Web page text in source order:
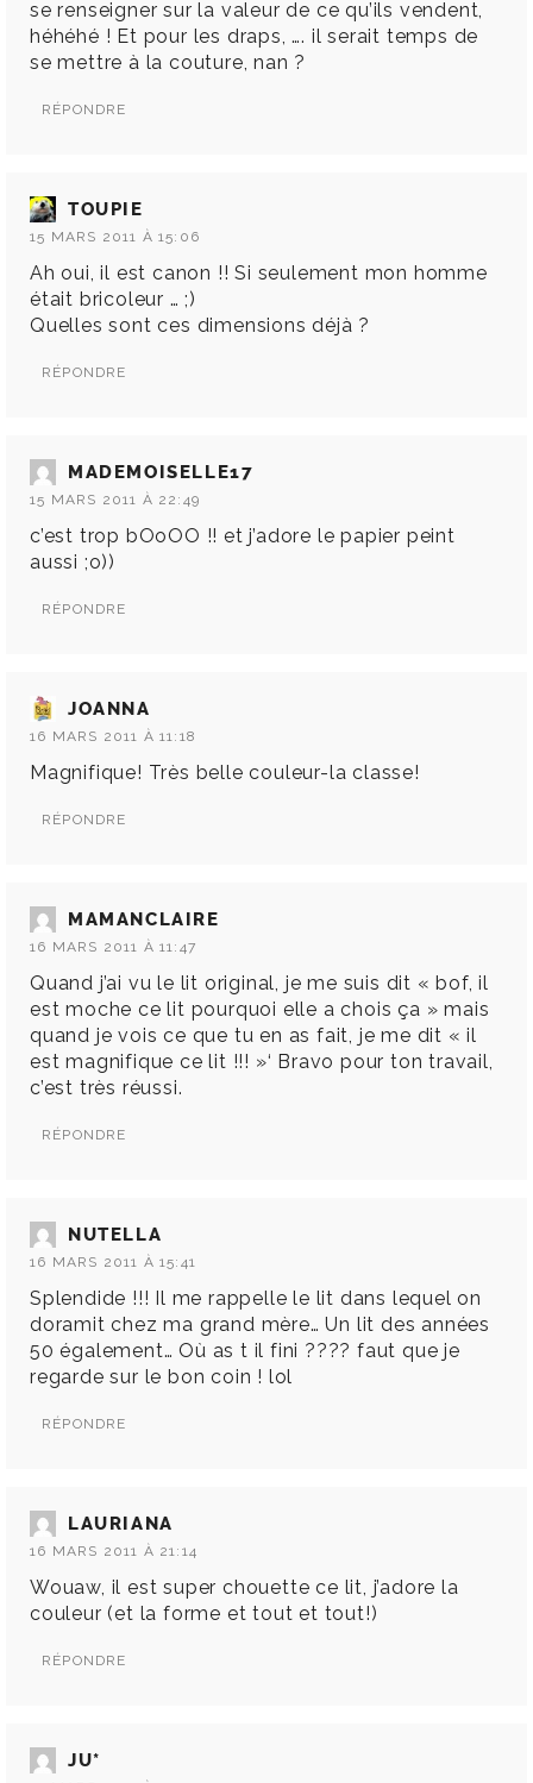
se renseigner sur la valeur de ce qu’ils vendent,
héhéhé ! Et pour les draps, …. il serait temps de
se mettre à la couture, nan ?
RÉPONDRE
TOUPIE
15 MARS 2011 À 15:06
Ah oui, il est canon !! Si seulement mon homme
était bricoleur … ;)
Quelles sont ces dimensions déjà ?
RÉPONDRE
MADEMOISELLE17
15 MARS 2011 À 22:49
c’est trop bOoOO !! et j’adore le papier peint
aussi ;o))
RÉPONDRE
JOANNA
16 MARS 2011 À 11:18
Magnifique! Très belle couleur-la classe!
RÉPONDRE
MAMANCLAIRE
16 MARS 2011 À 11:47
Quand j’ai vu le lit original, je me suis dit « bof, il
est moche ce lit pourquoi elle a chois ça » mais
quand je vois ce que tu en as fait, je me dit « il
est magnifique ce lit !!! »‘ Bravo pour ton travail,
c’est très réussi.
RÉPONDRE
NUTELLA
16 MARS 2011 À 15:41
Splendide !!! Il me rappelle le lit dans lequel on
doramit chez ma grand mère… Un lit des années
50 également… Où as t il fini ???? faut que je
regarde sur le bon coin ! lol
RÉPONDRE
LAURIANA
16 MARS 2011 À 21:14
Wouaw, il est super chouette ce lit, j’adore la
couleur (et la forme et tout et tout!)
RÉPONDRE
JU*